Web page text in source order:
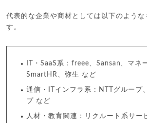
代表的な企業や商材としては以下のような
す。
IT・SaaS系：freee、Sansan、マネ
SmartHR、弥生 など
通信・ITインフラ系：NTTグループ
プ など
人材・教育関連：リクルート系サー